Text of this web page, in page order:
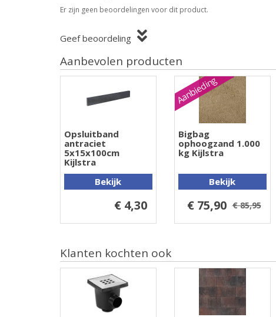
Er zijn geen beoordelingen voor dit product.
Geef beoordeling
Aanbevolen producten
Opsluitband
antraciet
5x15x100cm
Kijlstra
Bekijk
€ 4,30
Aanbieding
Bigbag
ophoogzand 1.000
kg Kijlstra
Bekijk
€ 75,90 € 85,95
Klanten kochten ook